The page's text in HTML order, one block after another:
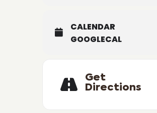
CALENDAR
GOOGLECAL
Get
Directions